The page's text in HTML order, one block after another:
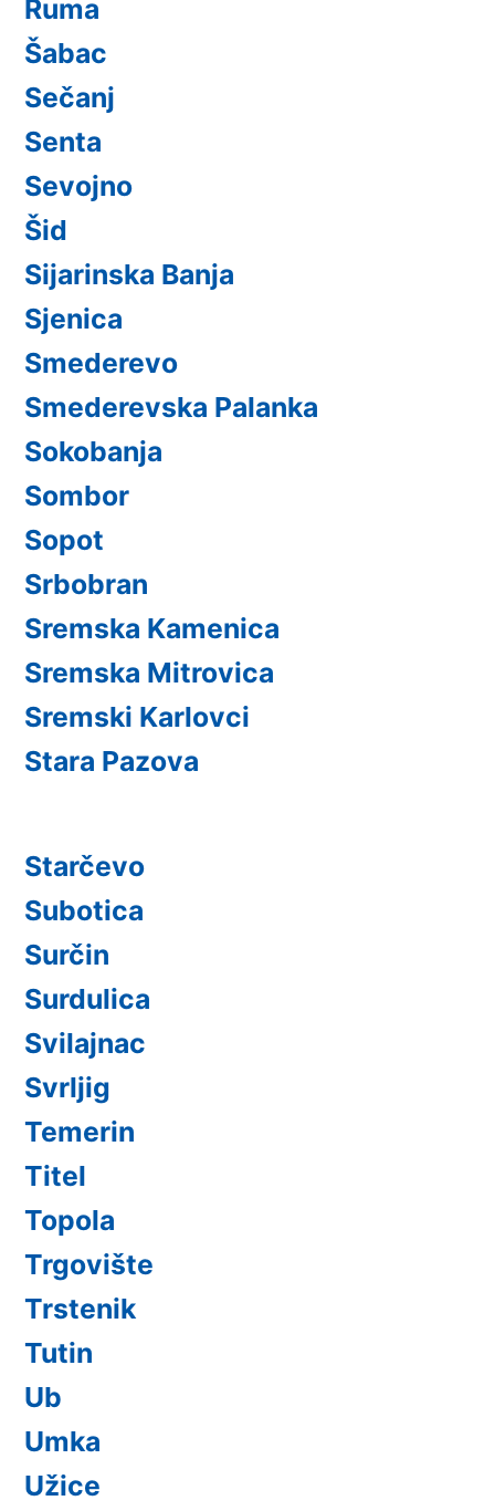
Ruma
Šabac
Sečanj
Senta
Sevojno
Šid
Sijarinska Banja
Sjenica
Smederevo
Smederevska Palanka
Sokobanja
Sombor
Sopot
Srbobran
Sremska Kamenica
Sremska Mitrovica
Sremski Karlovci
Stara Pazova
Starčevo
Subotica
Surčin
Surdulica
Svilajnac
Svrljig
Temerin
Titel
Topola
Trgovište
Trstenik
Tutin
Ub
Umka
Užice